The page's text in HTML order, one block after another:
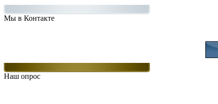
Мы в Контакте
Наш опрос